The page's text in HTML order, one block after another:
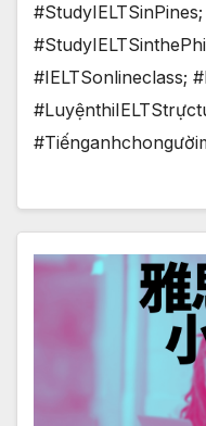
#IELTSonlineclass;